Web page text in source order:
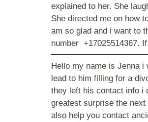
explained to her. She
She directed me on how
am so glad and i want to
number +17025514367.
Hello my name is Jenna i
lead to him filling for a
they left his contact info i
greatest surprise the
also help you contact